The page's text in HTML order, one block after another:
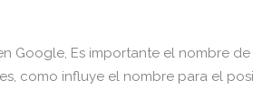
Google, Es importante el nombre
como influye el nombre para el